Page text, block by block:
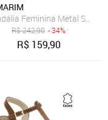
2631204 - Off White
Feminina Metal Salto
R$242,90 - 34%
R$ 159,90